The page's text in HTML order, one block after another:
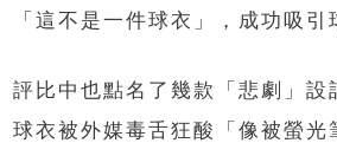
「這不是一件球衣」，成功吸引
評比中也點名了幾款「悲劇」設
球衣被外媒毒舌狂酸「像被螢光